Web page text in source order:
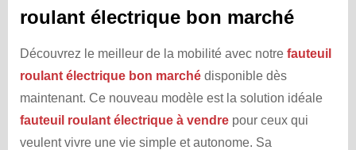
roulant électrique bon marché
Découvrez le meilleur de la mobilité avec notre fauteuil
roulant électrique bon marché disponible dès
maintenant. Ce nouveau modèle est la solution idéale
fauteuil roulant électrique à vendre pour ceux qui
veulent vivre une vie simple et autonome. Sa